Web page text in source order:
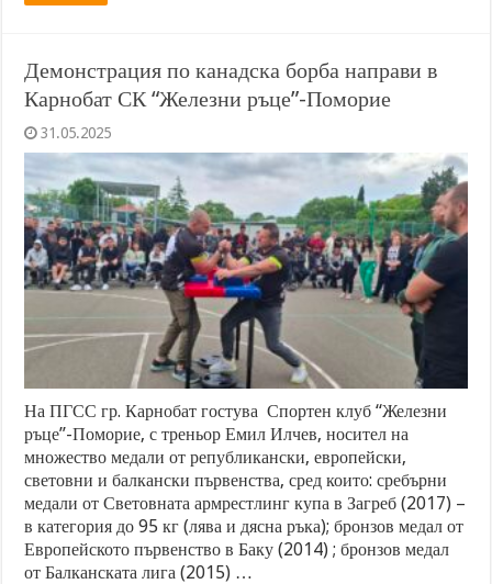
Демонстрация по канадска борба направи в
Карнобат СК “Железни ръце”-Поморие
31.05.2025
На ПГСС гр. Карнобат гостува Спортен клуб “Железни
ръце”-Поморие, с треньор Емил Илчев, носител на
множество медали от републикански, европейски,
световни и балкански първенства, сред които: сребърни
медали от Световната армрестлинг купа в Загреб (2017) –
в категория до 95 кг (лява и дясна ръка); бронзов медал от
Европейското първенство в Баку (2014) ; бронзов медал
от Балканската лига (2015) …